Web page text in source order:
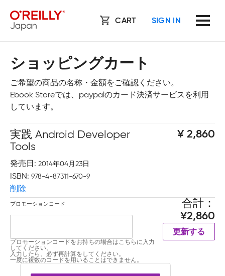
CART SIGN IN
ショッピングカート
ご希望の商品の名称・金額をご確認ください。
Ebook Storeでは、paypalのカード決済サービスを利用
しています。
実践 Android Developer
Tools
発売日 2014年04月23日
ISBN 978-4-87311-670-9
削除
2,860
プロモーションコード
プロモーションコードをお持ちの場合はこちらに入力
してください。
入力したら、必ず再計算をしてください。
一度に複数のコードを用いることはできません。
合計
2,860
更新する